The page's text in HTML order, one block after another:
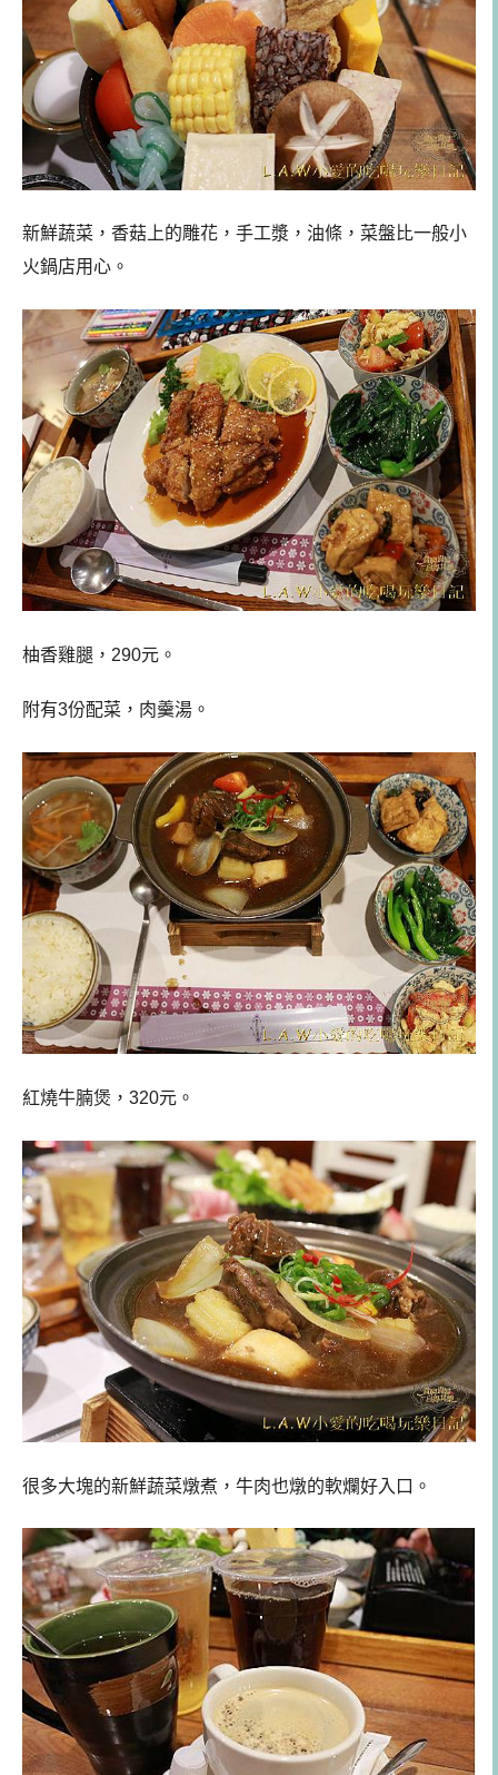
新鮮蔬菜，香菇上的雕花，手工漿，油條，菜盤比一般小
火鍋店用心。
柚香雞腿，290元。
附有3份配菜，肉羹湯。
紅燒牛腩煲，320元。
很多大塊的新鮮蔬菜燉煮，牛肉也燉的軟爛好入口。